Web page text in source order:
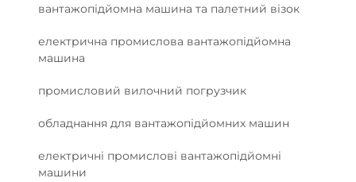
вантажопідйомна машина та палетний візок
електрична промислова вантажопідйомна
машина
промисловий вилочний погрузчик
обладнання для вантажопідйомних машин
електричні промислові вантажопідйомні
машини